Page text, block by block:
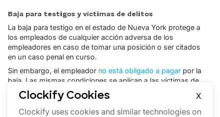
Baja para testigos y víctimas de delitos
La baja para testigo en el estado de Nueva York protege a
los empleados de cualquier acción adversa de los
empleadores en caso de tomar una posición o ser citados
en un caso penal en curso.
Sin embargo, el empleador no está obligado a pagar por la
baja. Las mismas condiciones se aplican a las víctimas de
delitos que son llamadas a declarar ante un tribunal de
justicia.
Clockify Cookies
X
Clockify uses cookies and similar technologies on